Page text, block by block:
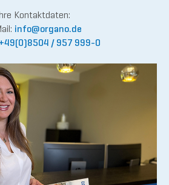
Kontaktdaten:
info@organo.de
+49(0)8504 / 957 999-0